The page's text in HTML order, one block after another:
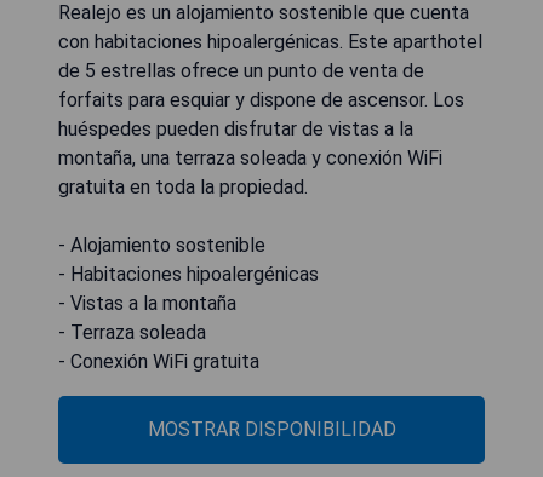
Realejo es un alojamiento sostenible que cuenta
con habitaciones hipoalergénicas. Este aparthotel
de 5 estrellas ofrece un punto de venta de
forfaits para esquiar y dispone de ascensor. Los
huéspedes pueden disfrutar de vistas a la
montaña, una terraza soleada y conexión WiFi
gratuita en toda la propiedad.
- Alojamiento sostenible
- Habitaciones hipoalergénicas
- Vistas a la montaña
- Terraza soleada
- Conexión WiFi gratuita
MOSTRAR DISPONIBILIDAD